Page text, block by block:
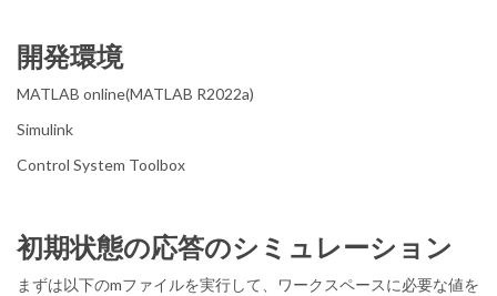
開発環境
MATLAB online(MATLAB R2022a)
Simulink
Control System Toolbox
初期状態の応答のシミュレーション
まずは以下のmファイルを実行して、ワークスペースに必要な値を